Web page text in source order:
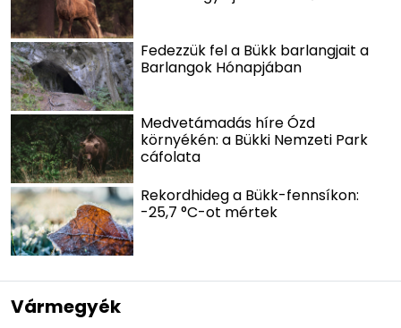
Fedezzük fel a Bükk barlangjait a
Barlangok Hónapjában
Medvetámadás híre Ózd
környékén: a Bükki Nemzeti Park
cáfolata
Rekordhideg a Bükk-fennsíkon:
-25,7 °C-ot mértek
Vármegyék